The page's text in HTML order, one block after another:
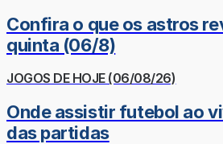
Confira o que os astros
quinta (06/8)
JOGOS DE HOJE (06/08/26)
Onde assistir futebol ao
das partidas